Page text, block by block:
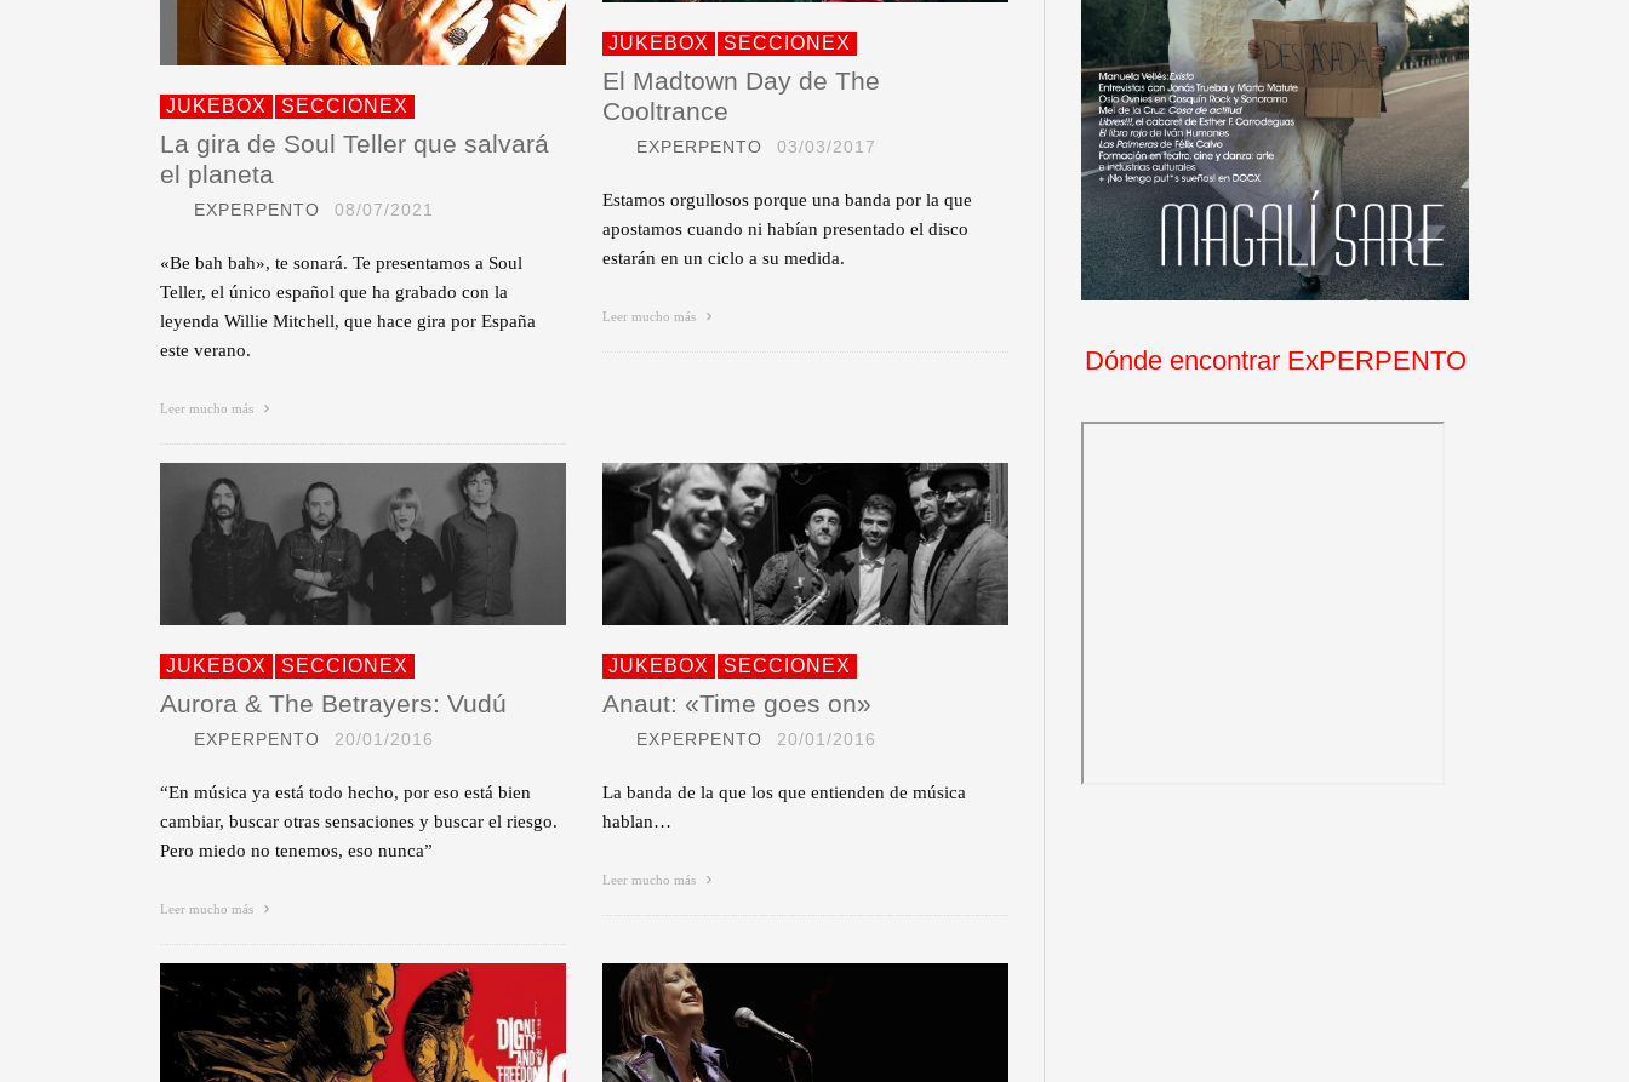
JUKEBOX SECCIONEX
La gira de Soul Teller que salvará
el planeta
EXPERPENTO 08/07/2021
«Be bah bah», te sonará. Te presentamos a Soul
Teller, el único español que ha grabado con la
leyenda Willie Mitchell, que hace gira por España
este verano.
Leer mucho más
JUKEBOX SECCIONEX
El Madtown Day de The
Cooltrance
EXPERPENTO 03/03/2017
Estamos orgullosos porque una banda por la que
apostamos cuando ni habían presentado el disco
estarán en un ciclo a su medida.
Leer mucho más
JUKEBOX SECCIONEX
Aurora & The Betrayers: Vudú
EXPERPENTO 20/01/2016
“En música ya está todo hecho, por eso está bien
cambiar, buscar otras sensaciones y buscar el riesgo.
Pero miedo no tenemos, eso nunca”
Leer mucho más
JUKEBOX SECCIONEX
Anaut: «Time goes on»
EXPERPENTO 20/01/2016
La banda de la que los que entienden de música
hablan…
Leer mucho más
Dónde encontrar ExPERPENTO